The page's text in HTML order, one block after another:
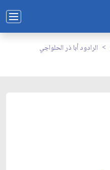
الرادود أبا ذر الحلواجي